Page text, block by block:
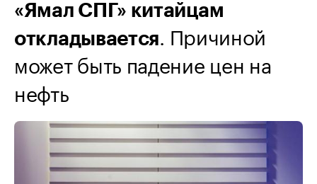
«Ямал СПГ» китайцам
откладывается. Причиной
может быть падение цен на
нефть